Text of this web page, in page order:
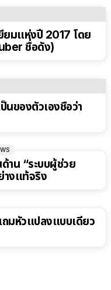
มแห่งปี 2017 โดย
ชื่อดัง)
นของตัวเองชื่อว่า
าน “ระบบผู้ช่วย
างแท้จริง
มหัวแปลงแบบเดียว